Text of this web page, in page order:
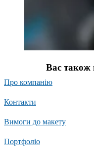
Вас також
Про компанію
Контакти
Вимоги до макету
Портфоліо